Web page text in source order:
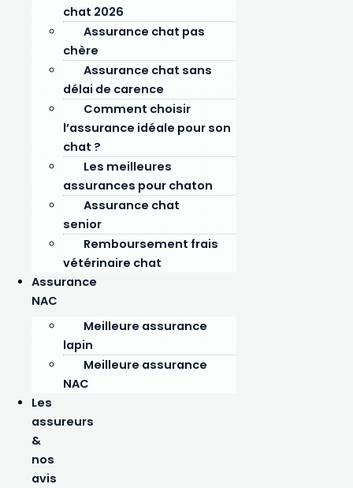
chat 2026
Assurance chat pas
chère
Assurance chat sans
délai de carence
Comment choisir
l’assurance idéale pour son
chat ?
Les meilleures
assurances pour chaton
Assurance chat
senior
Remboursement frais
vétérinaire chat
Assurance
NAC
Meilleure assurance
lapin
Meilleure assurance
NAC
Les
assureurs
&
nos
avis
Note PrimCompar
4,3/5